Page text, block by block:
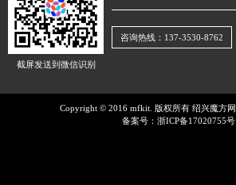
截屏发送到微信识别
咨询热线：137-3530-8762
Copyright © 2016 mfkit. 版权所有 绍兴魔方
备案号： 浙ICP备17020755号